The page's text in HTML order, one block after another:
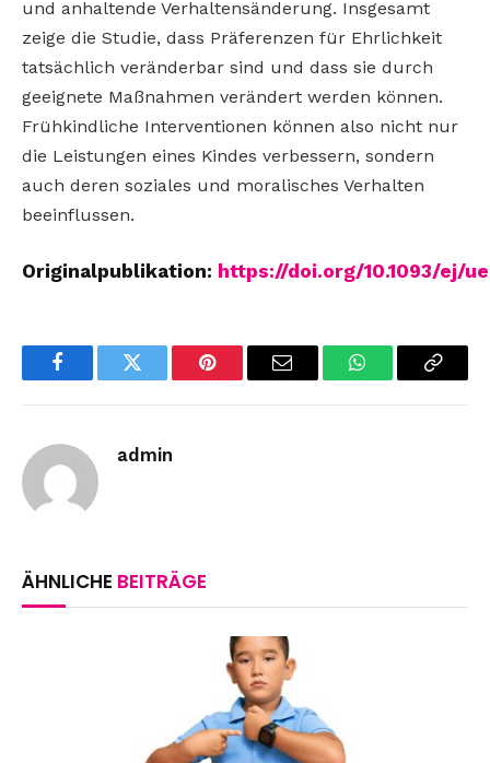
und anhaltende Verhaltensänderung. Insgesamt
zeige die Studie, dass Präferenzen für Ehrlichkeit
tatsächlich veränderbar sind und dass sie durch
geeignete Maßnahmen verändert werden können.
Frühkindliche Interventionen können also nicht nur
die Leistungen eines Kindes verbessern, sondern
auch deren soziales und moralisches Verhalten
beeinflussen.
Originalpublikation: https://doi.org/10.1093/ej/
FacebookTwitter Pinterest Email WhatsAppCopy
admin
ÄHNLICHE BEITRÄGE